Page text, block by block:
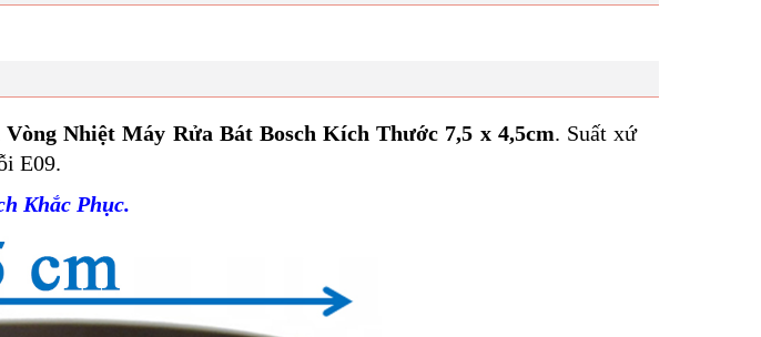
Vòng Nhiệt Máy Rửa Bát Bosch Kích Thước 7,5 x 4,5cm. Suất xứ
E09.
Khắc Phục.